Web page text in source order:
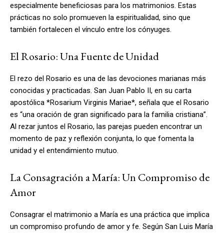
especialmente beneficiosas para los matrimonios. Estas
prácticas no solo promueven la espiritualidad, sino que
también fortalecen el vínculo entre los cónyuges.
El Rosario: Una Fuente de Unidad
El rezo del Rosario es una de las devociones marianas más
conocidas y practicadas. San Juan Pablo II, en su carta
apostólica *Rosarium Virginis Mariae*, señala que el Rosario
es “una oración de gran significado para la familia cristiana”.
Al rezar juntos el Rosario, las parejas pueden encontrar un
momento de paz y reflexión conjunta, lo que fomenta la
unidad y el entendimiento mutuo.
La Consagración a María: Un Compromiso de
Amor
Consagrar el matrimonio a María es una práctica que implica
un compromiso profundo de amor y fe. Según San Luis María